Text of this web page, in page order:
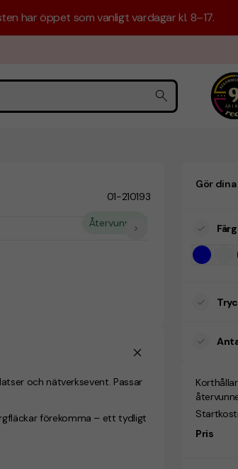
har öppet som vanligt vardagar kl. 8–17.
01-210193
Återvunnet
och nätverksevent. Passar
förekomma – ett tydligt
Gör
Pris